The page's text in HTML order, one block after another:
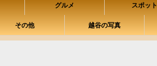
グルメ スポット
その他 越谷の写真